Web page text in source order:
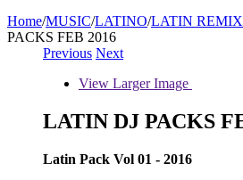
Home/MUSIC/LATINO/LATIN
PACKS FEB 2016
Previous Next
View Larger Image
LATIN DJ PACKS
Latin Pack Vol 01 - 2016